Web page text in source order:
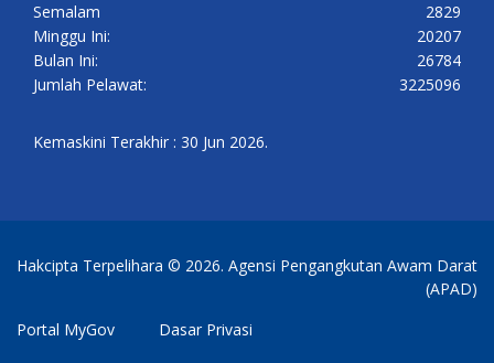
Semalam
2829
Minggu Ini:
20207
Bulan Ini:
26784
Jumlah Pelawat:
3225096
Kemaskini Terakhir : 30 Jun 2026.
Hakcipta Terpelihara © 2026. Agensi Pengangkutan Awam Darat
(APAD)
Portal MyGov
Dasar Privasi